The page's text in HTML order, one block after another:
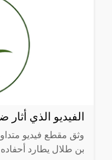
الفيديو الذي
وثق مقطع فيديو
بن طلال يطارد أحفاده